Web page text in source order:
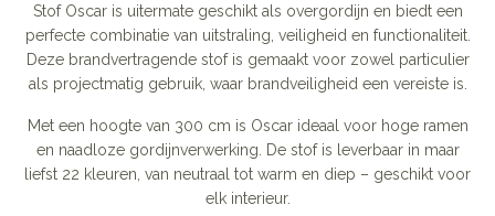
Stof Oscar is uitermate geschikt als overgordijn en biedt een
perfecte combinatie van uitstraling, veiligheid en functionaliteit.
Deze brandvertragende stof is gemaakt voor zowel particulier
als projectmatig gebruik, waar brandveiligheid een vereiste is.
Met een hoogte van 300 cm is Oscar ideaal voor hoge ramen
en naadloze gordijnverwerking. De stof is leverbaar in maar
liefst 22 kleuren, van neutraal tot warm en diep – geschikt voor
elk interieur.